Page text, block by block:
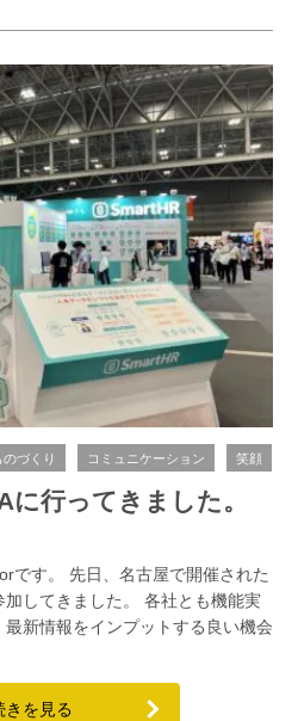
のづくり コミュニケーション 笑顔
に行ってきました。
です。 先日、名古屋で開催された
してきました。 各社とも機能実
新情報をインプットする良い機会
きを見る